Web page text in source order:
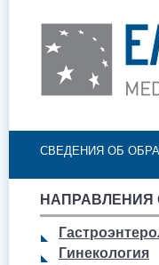
Главное меню
СВЕДЕНИЯ ОБ
НАПРАВЛЕНИЯ
Гинекология